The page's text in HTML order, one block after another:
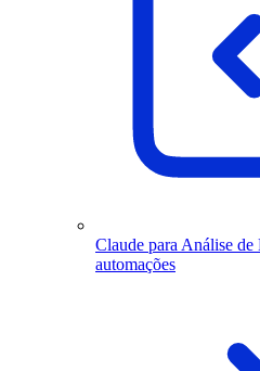
Claude para Análise de
automações